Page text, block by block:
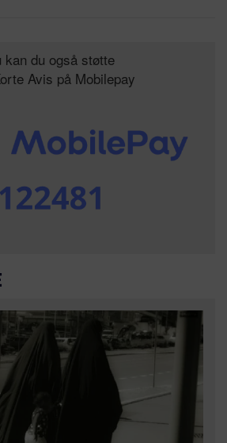
kan du også støtte
Avis på Mobilepay